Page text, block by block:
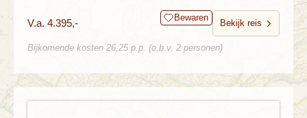
V.a. 4.395,- Bewaren
Bekijk reis
Bijkomende kosten 26,25 p.p. (o.b.v. 2 personen)